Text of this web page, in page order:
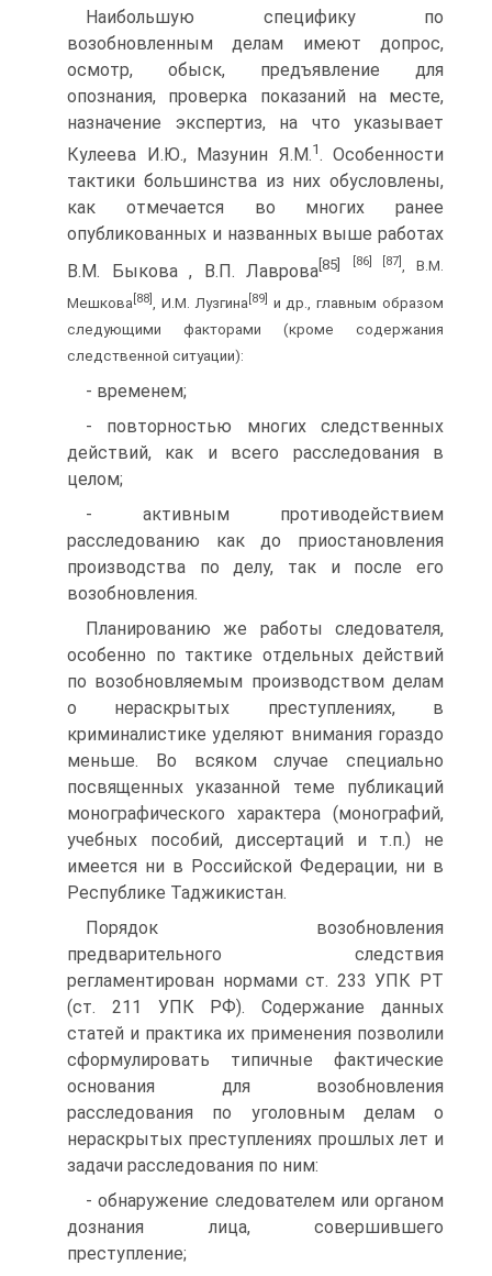
Наибольшую специфику по
возобновленным делам имеют допрос,
осмотр, обыск, предъявление для
опознания, проверка показаний на месте,
назначение экспертиз, на что указывает
Кулеева И.Ю., Мазунин Я.М.1. Особенности
тактики большинства из них обусловлены,
как отмечается во многих ранее
опубликованных и названных выше работах
В.М. Быкова , В.П. Лаврова[85] [86] [87] , В.М.
Мешкова [88] , И.М. Лузгина [89] и др., главным образом
следующими факторами (кроме содержания
следственной ситуации):
- временем;
- повторностью многих следственных
действий, как и всего расследования в
целом;
- активным противодействием
расследованию как до приостановления
производства по делу, так и после его
возобновления.
Планированию же работы следователя,
особенно по тактике отдельных действий
по возобновляемым производством делам
о нераскрытых преступлениях, в
криминалистике уделяют внимания гораздо
меньше. Во всяком случае специально
посвященных указанной теме публикаций
монографического характера (монографий,
учебных пособий, диссертаций и т.п.) не
имеется ни в Российской Федерации, ни в
Республике Таджикистан.
Порядок возобновления
предварительного следствия
регламентирован нормами ст. 233 УПК РТ
(ст. 211 УПК РФ). Содержание данных
статей и практика их применения позволили
сформулировать типичные фактические
основания для возобновления
расследования по уголовным делам о
нераскрытых преступлениях прошлых лет и
задачи расследования по ним:
- обнаружение следователем или органом
дознания лица, совершившего
преступление;